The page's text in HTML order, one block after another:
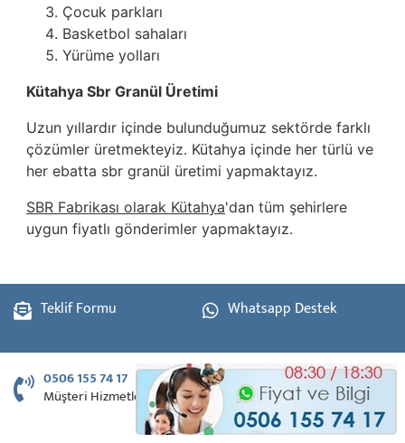
Çocuk parkları
Basketbol sahaları
Yürüme yolları
Kütahya Sbr Granül Üretimi
Uzun yıllardır içinde bulunduğumuz sektörde farklı
çözümler üretmekteyiz. Kütahya içinde her türlü ve
her ebatta sbr granül üretimi yapmaktayız.
SBR Fabrikası olarak Kütahya'dan tüm şehirlere
uygun fiyatlı gönderimler yapmaktayız.
Teklif Formu Whatsapp Destek
0506 155 74 17
Müşteri Hizmetleri